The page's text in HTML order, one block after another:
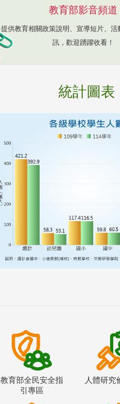
教育部影音頻道
提供教育相關政策說明、宣導短片、活
訊，歡迎踴躍收看！
統計圖表
教育部全民安全指
引專區
人體研究